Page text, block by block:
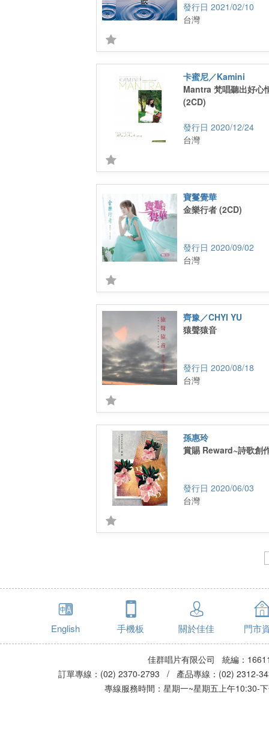
2021/02/10
台灣
卡蜜尼／Kamini
Mantra 梵唱聽出好心
(2CD)
2020/12/24
台灣
寶鬘覺華
金樂行者 (2CD)
2020/09/02
台灣
齊豫／CHYI YU
猿聲猿音
2020/08/18
台灣
孫惠玲
賞賜 Reward~詩歌創
2020/06/03
台灣
English 手機板 關於佳佳 門市
佳群唱片有限公司 統編：
訂單專線：(02) 2370-2793 / 產品專線：(02)
專線服務時間：星期一~星期五上午10:30-